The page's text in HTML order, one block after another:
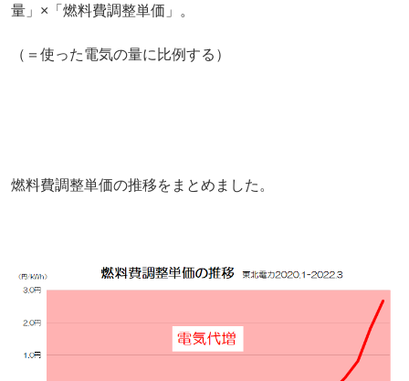
量」×「燃料費調整単価」。
（＝使った電気の量に比例する）
燃料費調整単価の推移をまとめました。